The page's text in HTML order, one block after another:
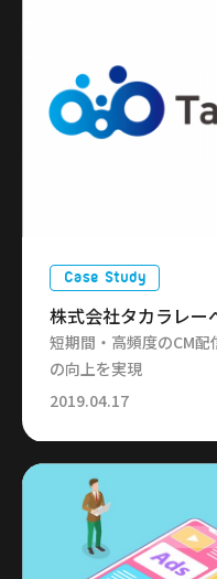
Case Study
株式会社タカラレー
短期間・高頻度のCM
の向上を実現
2019.04.17